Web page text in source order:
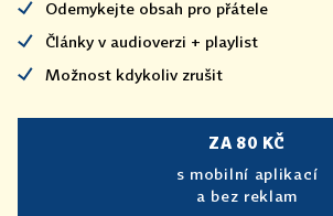
Odemykejte obsah pro přátele
Články v audioverzi + playlist
Možnost kdykoliv zrušit
ZA 80 KČ
s mobilní aplikací
a bez reklam